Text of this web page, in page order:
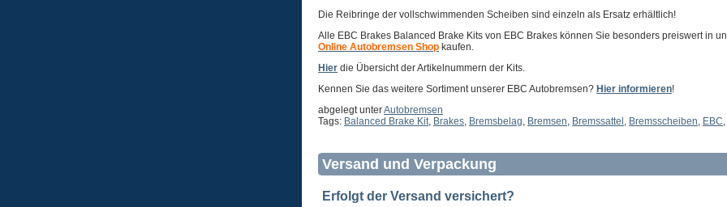
Die Reibringe der vollschwimmenden Scheiben sind einzeln als Ersatz erhältlich!
Alle EBC Brakes Balanced Brake Kits von EBC Brakes können Sie besonders preiswert in
Online Autobremsen Shop kaufen.
Hier die Übersicht der Artikelnummern der Kits.
Kennen Sie das weitere Sortiment unserer EBC Autobremsen? Hier informieren!
abgelegt unterAutobremsen
Tags: Balanced Brake Kit Brakes Bremsbelag Bremsen Bremssattel Bremsscheiben EBC
Versand und Verpackung
Erfolgt der Versand versichert?